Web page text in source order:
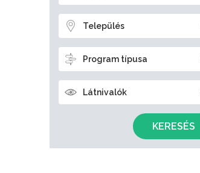
Település
Program típusa
Látnivalók
KERESÉS